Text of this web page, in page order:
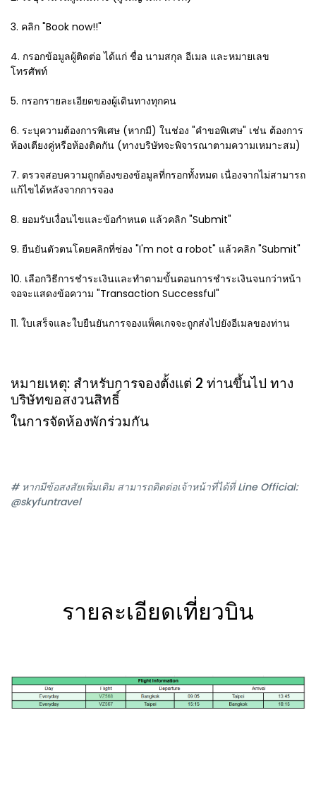
3. คลิก "Book now!!"
4. กรอกข้อมูลผู้ติดต่อ ได้แก่ ชื่อ นามสกุล อีเมล และหมายเลข
โทรศัพท์
5. กรอกรายละเอียดของผู้เดินทางทุกคน
6. ระบุความต้องการพิเศษ (หากมี) ในช่อง "คำขอพิเศษ" เช่น ต้องการ
ห้องเตียงคู่หรือห้องติดกัน (ทางบริษัทจะพิจารณาตามความเหมาะสม)
7. ตรวจสอบความถูกต้องของข้อมูลที่กรอกทั้งหมด เนื่องจากไม่สามารถ
แก้ไขได้หลังจากการจอง
8. ยอมรับเงื่อนไขและข้อกำหนด แล้วคลิก "Submit"
9. ยืนยันตัวตนโดยคลิกที่ช่อง "I'm not a robot" แล้วคลิก "Submit"
10. เลือกวิธีการชำระเงินและทำตามขั้นตอนการชำระเงินจนกว่าหน้า
จอจะแสดงข้อความ "Transaction Successful"
11. ใบเสร็จและใบยืนยันการจองแพ็คเกจจะถูกส่งไปยังอีเมลของท่าน
หมายเหตุ: สำหรับการจองตั้งแต่ 2 ท่านขึ้นไป ทาง
บริษัทขอสงวนสิทธิ์
ในการจัดห้องพักร่วมกัน
# หากมีข้อสงสัยเพิ่มเติม สามารถติดต่อเจ้าหน้าที่ได้ที่ Line Official:
@skyfuntravel
รายละเอียดเที่ยวบิน